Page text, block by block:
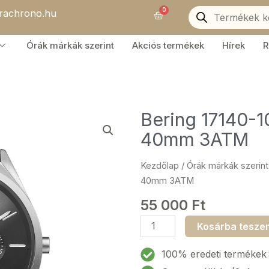
0Kosár
Products
search
Órák márkák szerint Akciós termékek Hírek
Bering 17140-
40mm 3ATM
Kezdőlap / Órák márkák szerint
40mm 3ATM
55 000 Ft
Bering
17140-
102
Kosárba
100% eredeti termékek